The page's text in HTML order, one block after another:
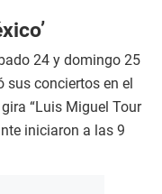
24 y domingo 25
sus conciertos en el
“Luis Miguel Tour
iniciaron a las 9